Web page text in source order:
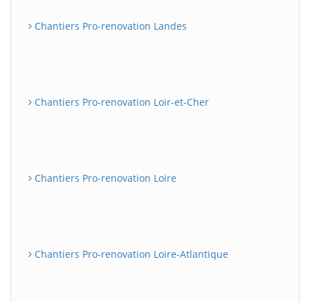
Chantiers Pro-renovation Landes
Chantiers Pro-renovation Loir-et-Cher
Chantiers Pro-renovation Loire
Chantiers Pro-renovation Loire-Atlantique